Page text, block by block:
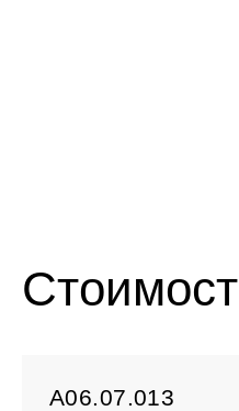
A06.07.013